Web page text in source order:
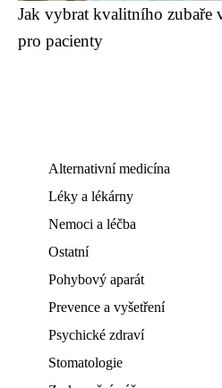
Jak vybrat kvalitního zubaře
pro pacienty
Alternativní medicína
Léky a lékárny
Nemoci a léčba
Ostatní
Pohybový aparát
Prevence a vyšetření
Psychické zdraví
Stomatologie